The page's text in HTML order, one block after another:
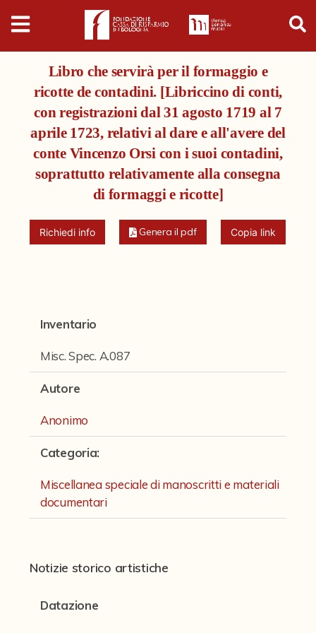
Digital
Humanities
Donazioni
Pubblicazioni
Collezioni
Cataloghi storici
Fondi archivistici e raccolte documentarie
Manoscritti Sassoli
Manoscritti Silvani
Stampe
Libro che servirà per il formaggio e
ricotte de contadini. [Libriccino di conti,
con registrazioni dal 31 agosto 1719 al 7
aprile 1723, relativi al dare e all'avere del
conte Vincenzo Orsi con i suoi contadini,
soprattutto relativamente alla consegna
di formaggi e ricotte]
Richiedi info Genera il pdf Copia link
Inventario
Misc. Spec. A.087
Autore
Anonimo
Categoria:
Miscellanea speciale di manoscritti e materiali
documentari
Notizie storico artistiche
Datazione